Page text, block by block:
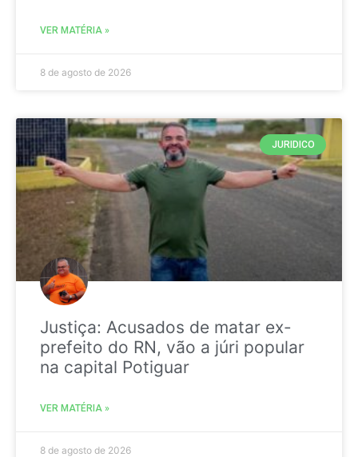
VER MATÉRIA »
8 de agosto de 2026
JURIDICO
Justiça: Acusados de matar ex-
prefeito do RN, vão a júri popular
na capital Potiguar
VER MATÉRIA »
8 de agosto de 2026